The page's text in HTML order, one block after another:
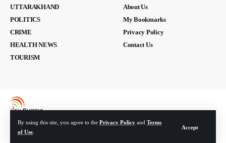
By using this site, you agree to the Privacy Policy and Terms
of Use
Accept
UTTARAKHAND
POLITICS
CRIME
HEALTH NEWS
TOURISM
About Us
My Bookmarks
Privacy Policy
Contact Us
© Devbhoomi Media. All Rights Reserved. | Developed By: